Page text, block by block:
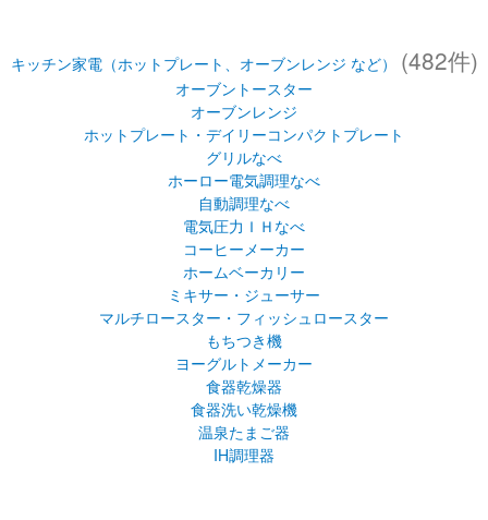
キッチン家電（ホットプレート、オーブンレンジ など） (482件)
オーブントースター
オーブンレンジ
ホットプレート・デイリーコンパクトプレート
グリルなべ
ホーロー電気調理なべ
自動調理なべ
電気圧力ＩＨなべ
コーヒーメーカー
ホームベーカリー
ミキサー・ジューサー
マルチロースター・フィッシュロースター
もちつき機
ヨーグルトメーカー
食器乾燥器
食器洗い乾燥機
温泉たまご器
IH調理器